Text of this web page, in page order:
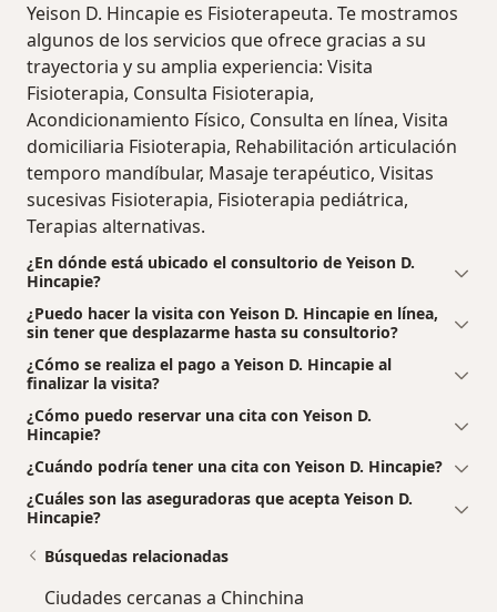
Yeison D. Hincapie es Fisioterapeuta. Te mostramos
algunos de los servicios que ofrece gracias a su
trayectoria y su amplia experiencia: Visita
Fisioterapia, Consulta Fisioterapia,
Acondicionamiento Físico, Consulta en línea, Visita
domiciliaria Fisioterapia, Rehabilitación articulación
temporo mandíbular, Masaje terapéutico, Visitas
sucesivas Fisioterapia, Fisioterapia pediátrica,
Terapias alternativas.
¿En dónde está ubicado el consultorio de Yeison D.
Hincapie?
¿Puedo hacer la visita con Yeison D. Hincapie en línea,
sin tener que desplazarme hasta su consultorio?
¿Cómo se realiza el pago a Yeison D. Hincapie al
finalizar la visita?
¿Cómo puedo reservar una cita con Yeison D.
Hincapie?
¿Cuándo podría tener una cita con Yeison D. Hincapie?
¿Cuáles son las aseguradoras que acepta Yeison D.
Hincapie?
Búsquedas relacionadas
Ciudades cercanas a Chinchina